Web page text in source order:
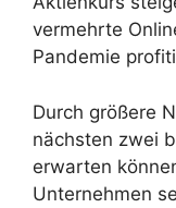
vermehrte
Pandemie
Durch größere
nächsten zwei
erwarten
Unternehmen